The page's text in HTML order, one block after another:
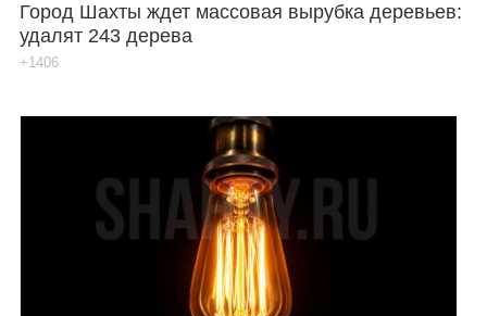
Город Шахты ждет массовая вырубка деревьев:
удалят 243 дерева
+1406